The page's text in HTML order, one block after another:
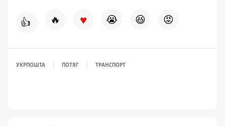
👍 🔥 ♥ 😭 😆 😡
УКРПОШТА ПОТЯГ ТРАНСПОРТ